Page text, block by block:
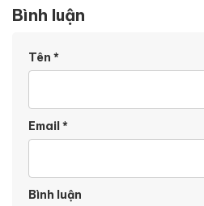
Bình luận
Tên *
Email*
Bình luận